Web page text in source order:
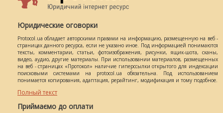
Юридические оговорки
Protocol.ua обладает авторскими правами на информацию, размещенную на веб -
страницах данного ресурса, если не указано иное. Под информацией понимаются
тексты, комментарии, статьи, фотоизображения, рисунки, ящик-шота, сканы,
видео, аудио, другие материалы. При использовании материалов, размещенных
на веб - страницах «Протокол» наличие гиперссылки открытого для индексации
поисковыми системами на protocol.ua обязательна. Под использованием
понимается копирования, адаптация, рерайтинг, модификация и тому подобное.
Полный текст
Приймаємо до оплати